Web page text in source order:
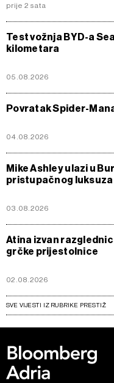
prije 2 sata
Test vožnja BYD-a
kilometara
05.08.2026
Povratak Spider-
04.08.2026
Mike Ashley ulazi u
pristupačnog luksuza
03.08.2026
Atina izvan
grčke prijestolnice
02.08.2026
SVE VIJESTI IZ RUBRIKE PRESTIŽ